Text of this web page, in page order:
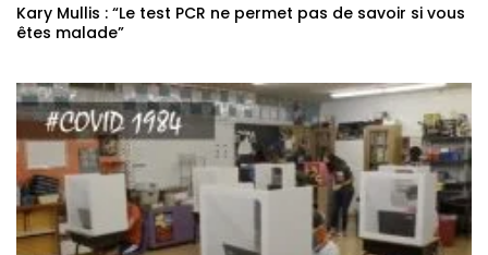
Kary Mullis : “Le test PCR ne permet pas de savoir si vous
êtes malade”